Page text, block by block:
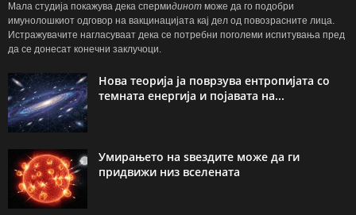
Мала студија покажува дека спермидинот може да го подобри
имунолошкиот одговор на вакцинацијата кај дел од повозрасните лица.
Истражувачите нагласуваат дека се потребни поголеми испитувања пред
да се донесат конечни заклучоци.
Нова теорија ја поврзува ентропијата со
темната енергија и појавата на...
Умирањето на ѕвездите може да ги
придвижи низ вселената